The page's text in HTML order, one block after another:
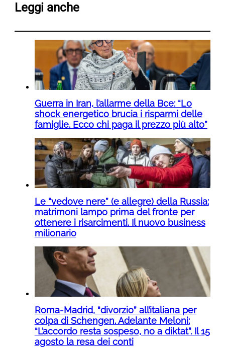
Leggi anche
Guerra in Iran, l’allarme della Bce: “Lo
shock energetico brucia i risparmi delle
famiglie. Ecco chi paga il prezzo più alto”
Le “vedove nere” (e allegre) della Russia:
matrimoni lampo prima del fronte per
ottenere i risarcimenti. Il nuovo business
milionario
Roma-Madrid, “divorzio” all’italiana per
colpa di Schengen. Adelante Meloni:
“L’accordo resta sospeso, no a diktat”. Il 15
agosto la resa dei conti